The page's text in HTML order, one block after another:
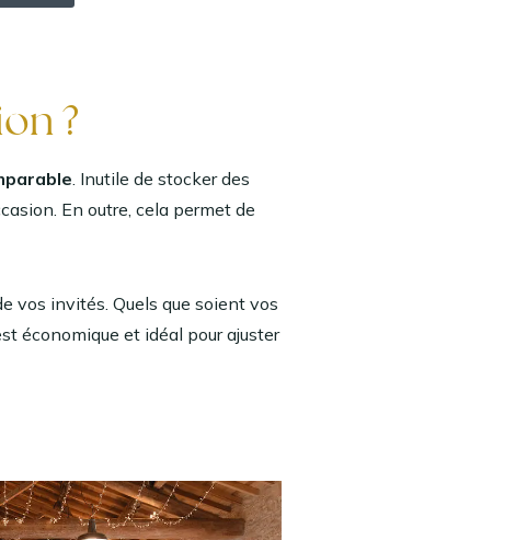
?
. Inutile de stocker des
En outre, cela permet de
vos invités. Quels que soient vos
économique et idéal pour ajuster